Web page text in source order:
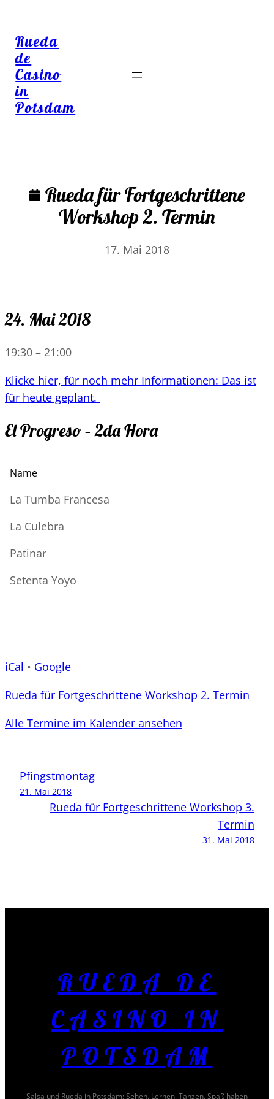
Rueda
de
Casino
in
Potsdam
Rueda für Fortgeschrittene
Workshop 2. Termin
17. Mai 2018
24. Mai 2018
19:30 – 21:00
Klicke hier, für noch mehr Informationen: Das ist
für heute geplant.
El Progreso – 2da Hora
Name
La Tumba Francesa
La Culebra
Patinar
Setenta Yoyo
iCal • Google
Rueda für Fortgeschrittene Workshop 2. Termin
Alle Termine im Kalender ansehen
Pfingstmontag
21. Mai 2018
Rueda für Fortgeschrittene Workshop 3.
Termin
31. Mai 2018
RUEDA DE
CASINO IN
POTSDAM
Salsa und Rueda in Potsdam: Sehen, Lernen, Tanzen, Spaß haben